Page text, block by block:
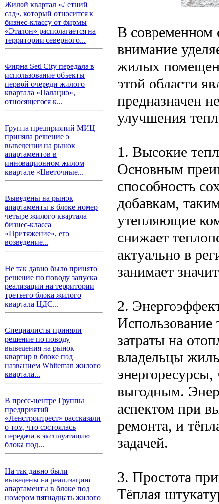
Жилой квартал «Летний
сад», который относится к
бизнес-классу от фирмы
«Эталон» располагается на
территории северного...
Фирма Setl City передала в
использование объекты
первой очереди жилого
квартала «Палацио»,
относящегося к...
Группа предприятий МИЦ
приняла решение о
выведении на рынок
апартаментов в
инновационном жилом
квартале «Цветочные...
Выведены на рынок
апартаменты в блоке номер
четыре жилого квартала
бизнес-класса
«Притяжение», его
возведение...
Не так давно было принято
решение по поводу запуска
реализации на территории
третьего блока жилого
квартала ЦДС...
Специалисты приняли
решение по поводу
выведения на рынок
квартир в блоке под
названием Whiteman жилого
квартала...
В пресс-центре Группы
предприятий
«Ленстройтрест» рассказали
о том, что состоялась
передача в эксплуатацию
блока под...
На так давно были
выведены на реализацию
апартаменты в блоке под
номером пятнадцать жилого
В современном
внимание
жилых
этой области
предназначен
улучшения
1. Высокие
Основным
способность
добавкам,
утепляющие
снижает
актуально в
занимает
2.
Использование
затраты на
владельцы
энергоресурсы,
выгодным.
аспектом при
ремонта, и
задачей.
3. Простота
Тёплая